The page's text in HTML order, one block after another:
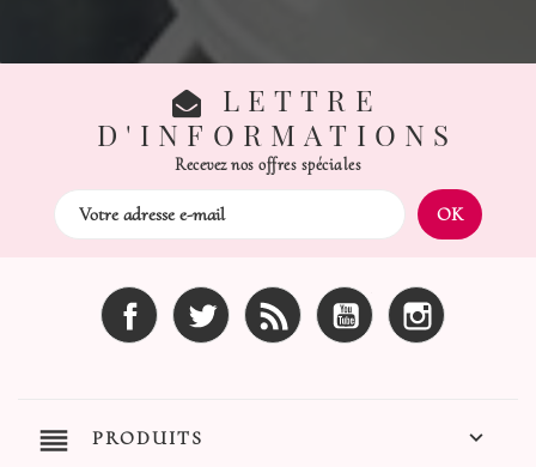
LETTRE
D'INFORMATIONS
Recevez nos offres spéciales
Facebook Twitter Rss YouTube
reorder PRODUITS 